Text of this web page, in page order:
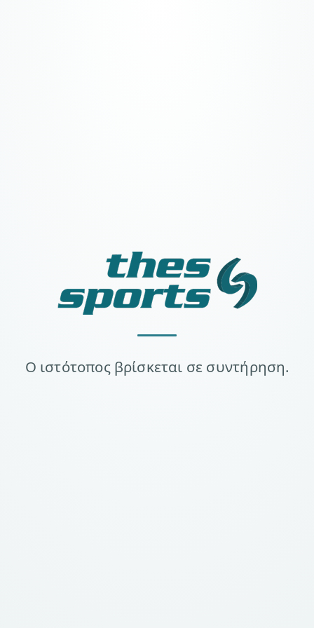
Ο ιστότοπος βρίσκεται σε συντήρηση.